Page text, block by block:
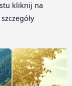
kliknij na